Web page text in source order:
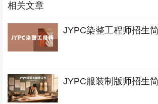
相关文章
JYPC染整工程师招生
JYPC服装制版师招生